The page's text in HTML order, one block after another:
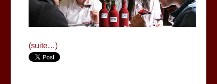
(suite…)